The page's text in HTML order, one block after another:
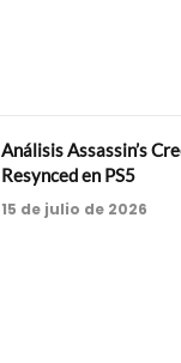
Análisis Assassin’s
Resynced en PS5
15 de julio de 2026